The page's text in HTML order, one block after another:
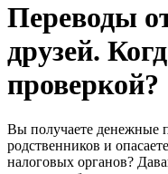
Переводы
друзей.
проверкой?
Вы получаете денежные
родственников и
налоговых органов?